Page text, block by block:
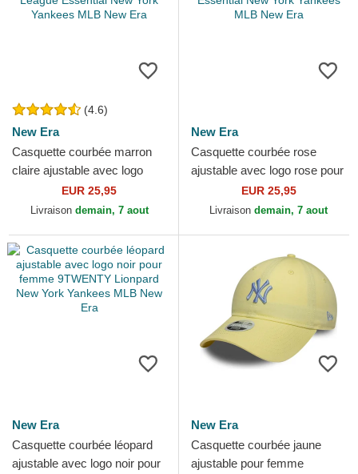
(4.6)
New Era
Casquette courbée marron
claire ajustable avec logo
marron claire femme
9FORTY League Essential...
EUR 25,95
Livraison demain, 7 aout
New Era
Casquette courbée rose
ajustable avec logo rose pour
femme 9FORTY League
Essential New York...
EUR 25,95
Livraison demain, 7 aout
New Era
Casquette courbée léopard
ajustable avec logo noir pour
New Era
Casquette courbée jaune
ajustable pour femme